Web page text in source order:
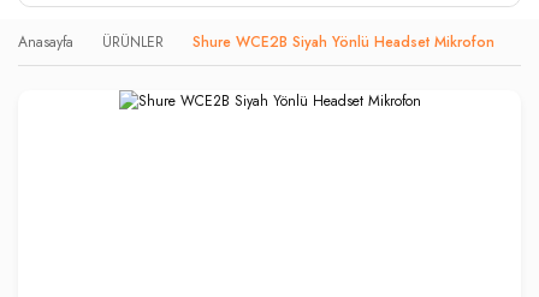
Anasayfa ÜRÜNLER Shure WCE2B Siyah Yönlü Headset Mikrofon